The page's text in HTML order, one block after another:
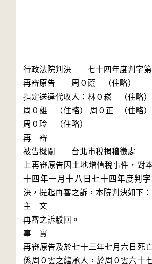
行政法院判決	七十四年度判字第肆陸捌號
再審原告	周０蔭	（住略）
指定送達代收人：林０崧	（住略）
周０雄	（住略） 周０正	（住略）
周０玲	（住略）
再	審
被告機關	台北市稅捐稽徵處
上再審原告因土地增值稅事件，對
十四年一月十八日七十四年度判字
決，提起再審之訴，本院判決如下：
主	文
再審之訴駁回。
事	實
再審原告及於七十三年七月六日死
係周０雲之繼承人，於周０雲六十